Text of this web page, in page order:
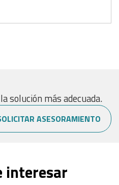
solución más adecuada.
ASESORAMIENTO
interesar